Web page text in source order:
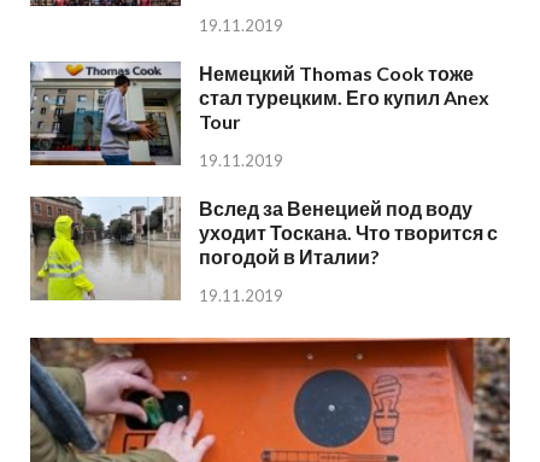
19.11.2019
Немецкий Thomas Cook тоже
стал турецким. Его купил Anex
Tour
19.11.2019
Вслед за Венецией под воду
уходит Тоскана. Что творится с
погодой в Италии?
19.11.2019